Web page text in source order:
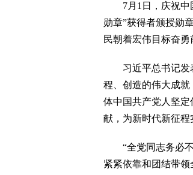
7月1日，庆祝中国
勋章”获得者颁授勋
民朝着宏伟目标奋勇
习近平总书记发表
程、创造的伟大成就
体中国共产党人坚定
献，为新时代新征程
“全党同志务必不
紧紧依靠和团结带